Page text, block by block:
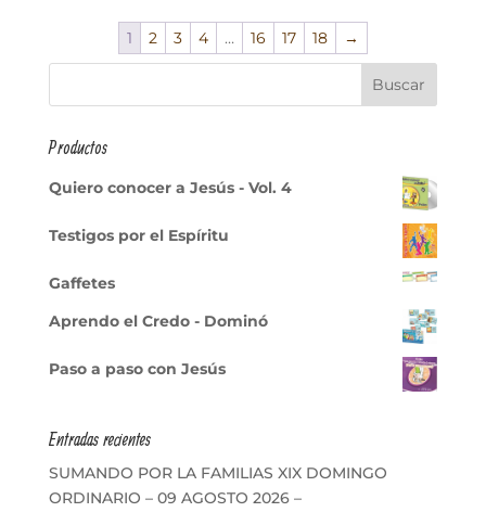
1 2 3 4 … 16 17 18 →
Productos
Quiero conocer a Jesús - Vol. 4
Testigos por el Espíritu
Gaffetes
Aprendo el Credo - Dominó
Paso a paso con Jesús
Entradas recientes
SUMANDO POR LA FAMILIAS XIX DOMINGO
ORDINARIO – 09 AGOSTO 2026 –